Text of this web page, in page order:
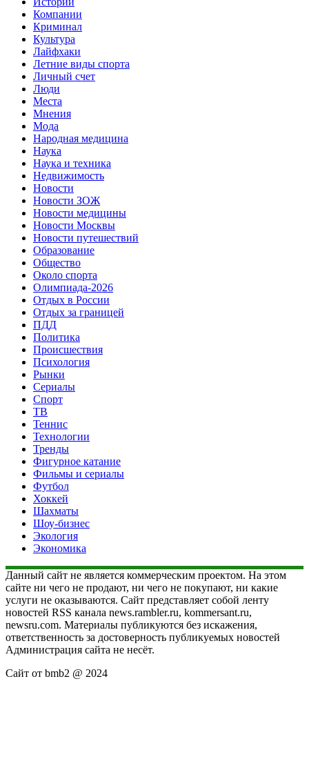
Компании
Криминал
Культура
Лайфхаки
Летние виды спорта
Личный счет
Люди
Места
Мнения
Мода
Народная медицина
Наука
Наука и техника
Недвижимость
Новости
Новости ЗОЖ
Новости медицины
Новости Москвы
Новости путешествий
Образование
Общество
Около спорта
Олимпиада-2026
Отдых в России
Отдых за границей
ПДД
Политика
Происшествия
Психология
Рынки
Сериалы
Спорт
ТВ
Теннис
Технологии
Тренды
Фигурное катание
Фильмы и сериалы
Футбол
Хоккей
Шахматы
Шоу-бизнес
Экология
Экономика
Данный сайт не является коммерческим проектом. На этом
сайте ни чего не продают, ни чего не покупают, ни какие
услуги не оказываются. Сайт представляет собой ленту
новостей RSS канала news.rambler.ru, kommersant.ru,
newsru.com. Материалы публикуются без искажения,
ответственность за достоверность публикуемых новостей
Администрация сайта не несёт.
Сайт от bmb2 @ 2024